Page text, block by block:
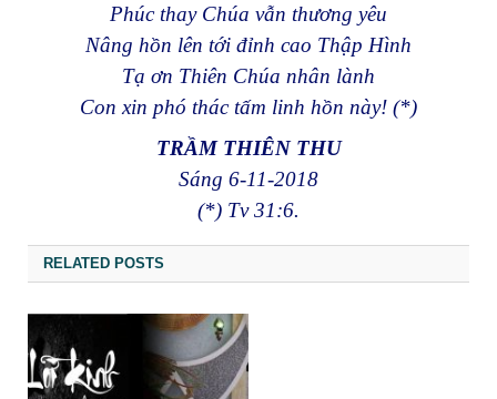
Phúc thay Chúa vẫn thương yêu
Nâng hồn lên tới đỉnh cao Thập Hình
Tạ ơn Thiên Chúa nhân lành
Con xin phó thác tấm linh hồn này! (*)
TRẦM THIÊN THU
Sáng 6-11-2018
(*) Tv 31:6.
RELATED POSTS